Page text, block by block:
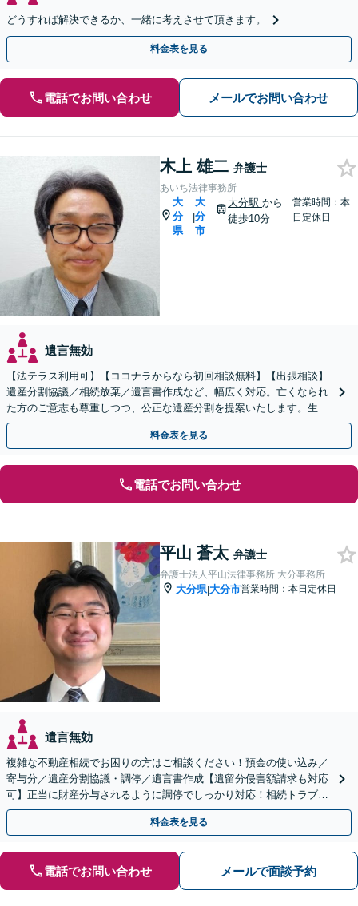
どうすれば解決できるか、一緒に考えさせて頂きます。
料金表を見る
電話でお問い合わせ メールでお問い合わせ
木上 雄二 弁護士
あいち法律事務所
大
分
県
|
大
分
市
大分駅 から
徒歩10分
営業時間：本
日定休日
遺言無効
【法テラス利用可】【ココナラからなら初回相談無料】【出張相談】
遺産分割協議／相続放棄／遺言書作成など、幅広く対応。亡くなられ
た方のご意志も尊重しつつ、公正な遺産分割を提案いたします。生前
対策もぜひ弁護士にお任せください【休日・夜間面談対応】
料金表を見る
電話でお問い合わせ
平山 蒼太 弁護士
弁護士法人平山法律事務所 大分事務所
大分県|大分市営業時間：本日定休日
遺言無効
複雑な不動産相続でお困りの方はご相談ください！預金の使い込み／
寄与分／遺産分割協議・調停／遺言書作成【遺留分侵害額請求も対応
可】正当に財産分与されるように調停でしっかり対応！相続トラブル
の精神的負担も軽減します。
料金表を見る
電話でお問い合わせ メールで面談予約